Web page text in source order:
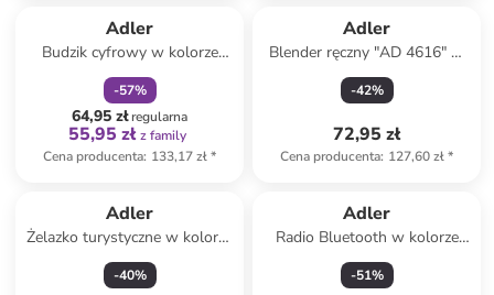
Adler
Budzik cyfrowy w kolorze
białym
-57%
64,95 złregularna
55,95 zł z family
Cena producenta: 133,17 zł*
Adler
Blender ręczny "AD 4616" w
kolorze biało-beżowym
-42%
72,95 zł
Cena producenta: 127,60 zł*
Adler
Żelazko turystyczne w kolorze
biało-niebieskim
-40%
Adler
Radio Bluetooth w kolorze
czarnym
-51%